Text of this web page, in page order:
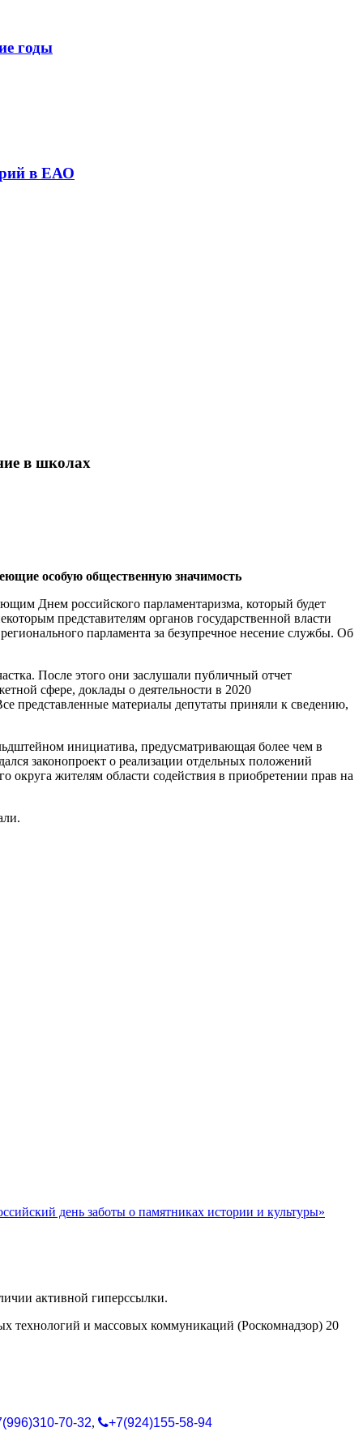
годы
в ЕАО
в школах
особую общественную значимость
Днем российского парламентаризма, который будет
представителям органов государственной власти
парламента за безупречное несение службы. Об
После этого они заслушали публичный отчет
сфере, доклады о деятельности в 2020
представленные материалы депутаты приняли к сведению,
инициатива, предусматривающая более чем в
законопроект о реализации отдельных положений
округа жителям области содействия в приобретении прав на
день заботы о памятниках истории и культуры»
активной гиперссылки.
технологий и массовых коммуникаций (Роскомнадзор) 20
70-32, +7(924)155-58-94